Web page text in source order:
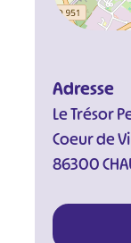
Adresse
Le Trésor
Coeur de
86300